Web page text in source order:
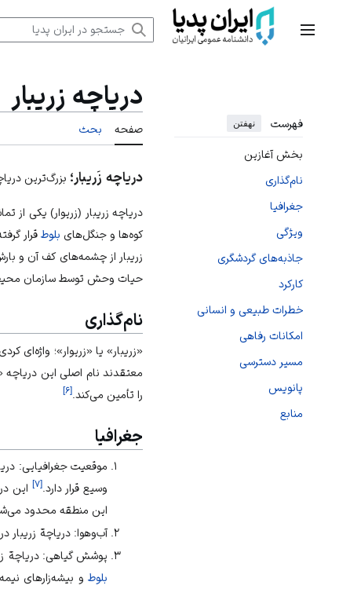
منوی اصلی
فهرست نهفتن
بخش آغازین
نام‌گذاری
جغرافیا
ویژگی
جاذبه‌های گردشگری
کارکرد
خطرات طبیعی و انسانی
امکانات رفاهی
مسیر دسترسی
پانویس
منابع
دریاچه زریبار
صفحه بحث
دریاچه زَریبار؛ بزرگ‌ترین
دریاچه زریبار (زریوار) یکی
کوه‌ها و جنگل‌های بلوط قرار
زریبار از چشمه‌های کف آن و
حیات وحش توسط سازمان
نام‌گذاری
«زریبار» یا «زریوار»؛
معتقدند نام اصلی این دریاچه
را تأمین می‌کند.[۶]
جغرافیا
موقعیت جغرافیایی:
وسیع قرار دارد.[۷] این
این منطقه محدود
آب‌و‌هوا: دریاچة زریبار
پوشش گیاهی: دریاچة
بلوطو بیشه‌‌زار‌های